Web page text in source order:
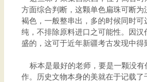
方面综合判断，这颗单色扁珠可断
褐色，一般整串出，多的时候同时
纯，不排除原料进口之可能性。因
盛的，这可于近年新疆考古发现中得
标本是最好的老师，要是一颗没有
作。历史文物本身的美就在于记载